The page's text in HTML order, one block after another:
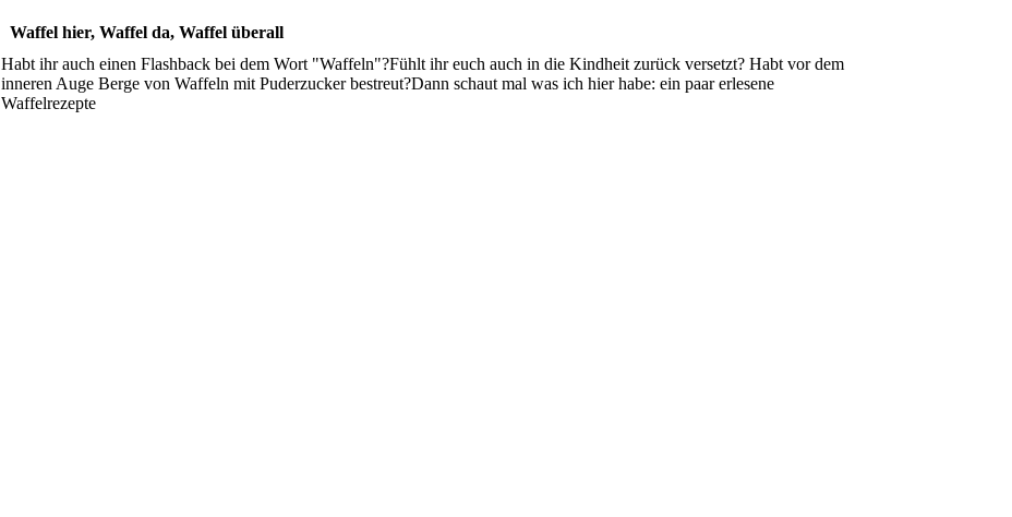
Waffel hier, Waffel da, Waffel überall
Habt ihr auch einen Flashback bei dem Wort "Waffeln"?Fühlt ihr euch auch in die Kindheit zurück versetzt? Habt vor dem
inneren Auge Berge von Waffeln mit Puderzucker bestreut?Dann schaut mal was ich hier habe: ein paar erlesene
Waffelrezepte